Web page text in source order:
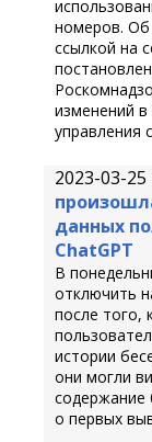
номеров.
ссылкой на
изменений в
управления
2023-03-25
данных
ChatGPT
В
отключить
после того,
истории
они могли
содержание
о первых